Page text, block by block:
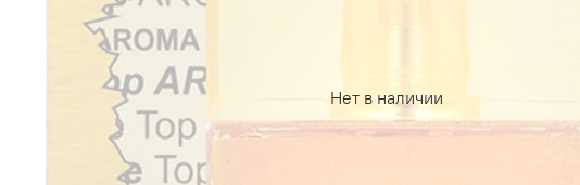
Нет в наличии